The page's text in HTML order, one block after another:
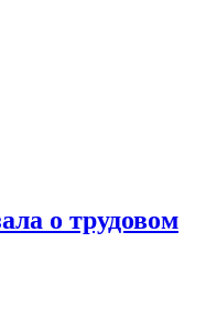
о трудовом